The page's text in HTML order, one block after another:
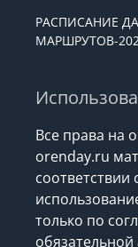
РАСПИСАНИЕ
МАРШРУТОВ-
Все права на
orenday.ru
только по